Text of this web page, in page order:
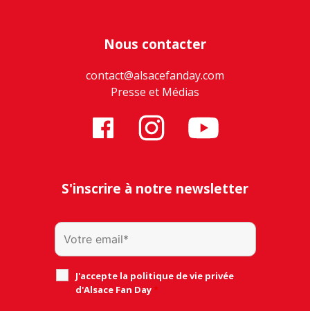
Nous contacter
contact@alsacefanday.com
Presse et Médias
S'inscrire à notre newsletter
J'accepte la politique de vie privée
d'Alsace Fan Day *